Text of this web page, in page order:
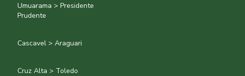
Umuarama > Presidente
Prudente
Cascavel > Araguari
Cruz Alta > Toledo